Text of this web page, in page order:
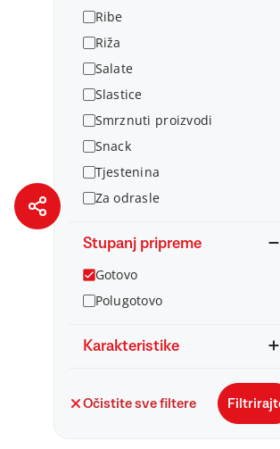
Ribe
Riža
Salate
Slastice
Smrznuti proizvodi
Snack
Tjestenina
Za odrasle
Stupanj pripreme
Gotovo
Polugotovo
Karakteristike
Očistite sve filtere